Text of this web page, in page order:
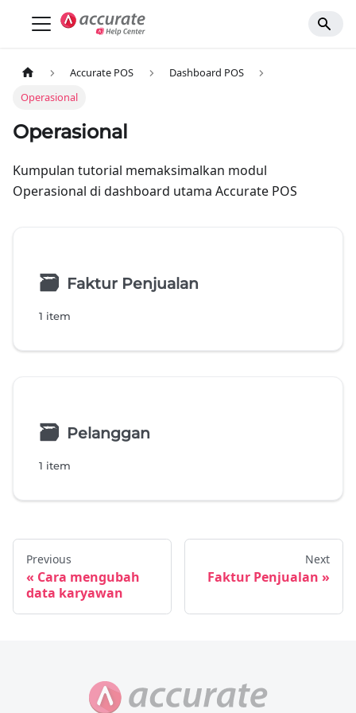
Accurate POS
Dashboard POS
Operasional
Operasional
Kumpulan tutorial memaksimalkan modul
Operasional di dashboard utama Accurate POS
🗃 Faktur Penjualan
1 item
🗃 Pelanggan
1 item
Previous
Cara mengubah
data karyawan
Next
Faktur Penjualan